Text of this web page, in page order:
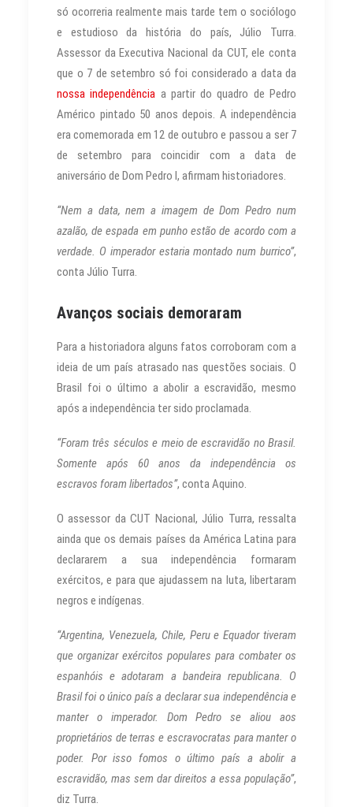
só ocorreria realmente mais tarde tem o sociólogo
e estudioso da história do país, Júlio Turra.
Assessor da Executiva Nacional da CUT, ele conta
que o 7 de setembro só foi considerado a data da
nossa independência a partir do quadro de Pedro
Américo pintado 50 anos depois. A independência
era comemorada em 12 de outubro e passou a ser 7
de setembro para coincidir com a data de
aniversário de Dom Pedro I, afirmam historiadores.
“Nem a data, nem a imagem de Dom Pedro num
azalão, de espada em punho estão de acordo com a
verdade. O imperador estaria montado num burrico”,
conta Júlio Turra.
Avanços sociais demoraram
Para a historiadora alguns fatos corroboram com a
ideia de um país atrasado nas questões sociais. O
Brasil foi o último a abolir a escravidão, mesmo
após a independência ter sido proclamada.
“Foram três séculos e meio de escravidão no Brasil.
Somente após 60 anos da independência os
escravos foram libertados”, conta Aquino.
O assessor da CUT Nacional, Júlio Turra, ressalta
ainda que os demais países da América Latina para
declararem a sua independência formaram
exércitos, e para que ajudassem na luta, libertaram
negros e indígenas.
“Argentina, Venezuela, Chile, Peru e Equador tiveram
que organizar exércitos populares para combater os
espanhóis e adotaram a bandeira republicana. O
Brasil foi o único país a declarar sua independência e
manter o imperador. Dom Pedro se aliou aos
proprietários de terras e escravocratas para manter o
poder. Por isso fomos o último país a abolir a
escravidão, mas sem dar direitos a essa população”,
diz Turra.